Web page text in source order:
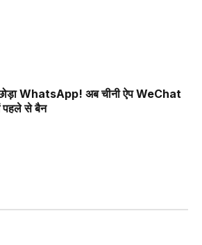
WhatsApp! अब चीनी ऐप WeChat
पहले से बैन